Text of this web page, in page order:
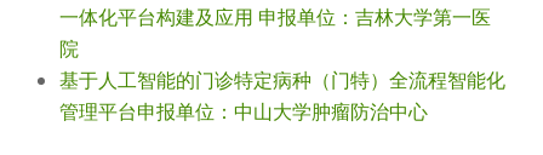
一体化平台构建及应用 申报单位：吉林大学第一医
院
基于人工智能的门诊特定病种（门特）全流程智能化
管理平台申报单位：中山大学肿瘤防治中心